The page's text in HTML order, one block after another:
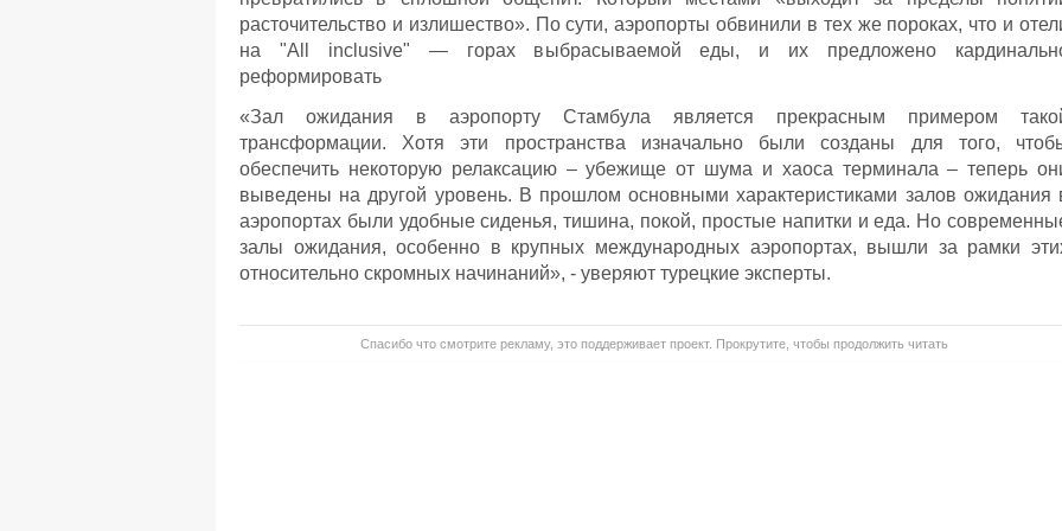
расточительство и излишество». По сути, аэропорты обвинили в тех же пороках, что и
на "All inclusive" — горах выбрасываемой еды, и их предложено
реформировать
«Зал ожидания в аэропорту Стамбула
является прекрасным примером
трансформации. Хотя эти пространства изначально были созданы для того,
обеспечить некоторую релаксацию – убежище от шума и хаоса терминала – теперь
выведены на другой уровень. В прошлом основными характеристиками залов ожидания
аэропортах были удобные сиденья, тишина, покой, простые напитки и еда. Но
залы ожидания, особенно в крупных международных аэропортах, вышли за рамки
относительно скромных начинаний», - уверяют турецкие эксперты.
Спасибо что смотрите рекламу, это поддерживает проект. Прокрутите, чтобы продолжить читать